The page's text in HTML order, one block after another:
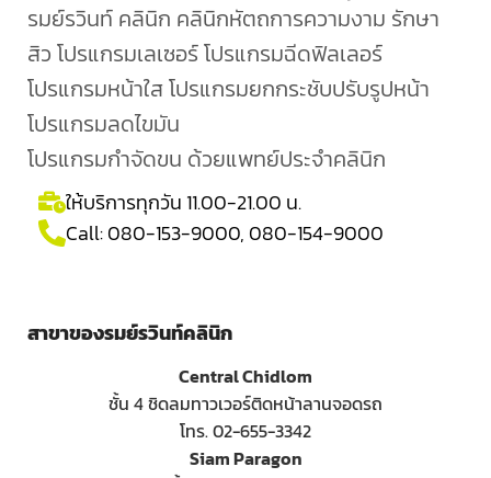
รมย์รวินท์ คลินิก คลินิกหัตถการความงาม รักษา
สิว โปรแกรมเลเซอร์ โปรแกรมฉีดฟิลเลอร์
โปรแกรมหน้าใส โปรแกรมยกกระชับปรับรูปหน้า
โปรแกรมลดไขมัน
โปรแกรมกำจัดขน ด้วยแพทย์ประจำคลินิก
ให้บริการทุกวัน 11.00-21.00 น.
Call:080-153-9000, 080-154-9000
สาขาของรมย์รวินท์คลินิก
Central Chidlom
ชั้น 4 ชิดลมทาวเวอร์ติดหน้าลานจอดรถ
โทร. 02-655-3342
Siam Paragon